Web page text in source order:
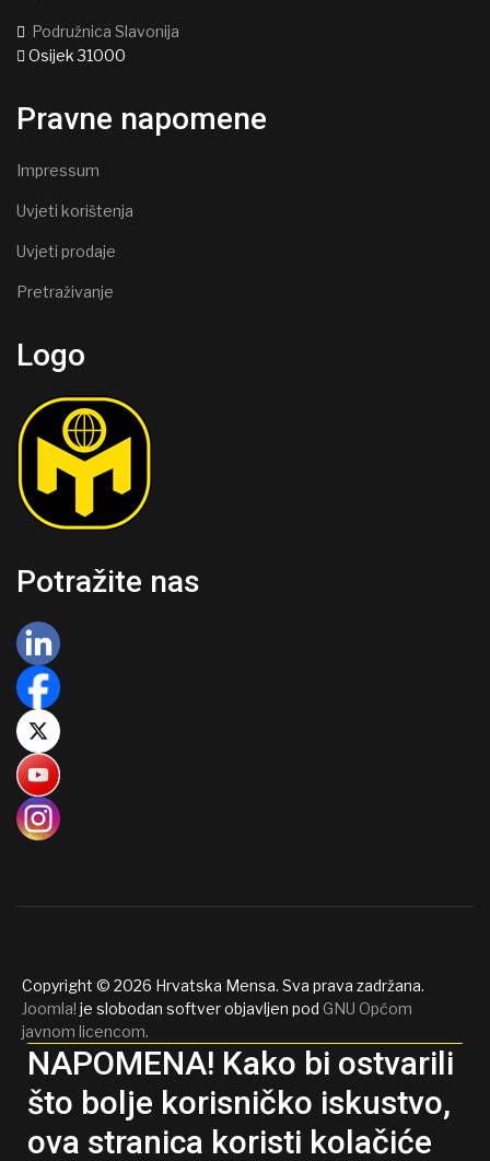
Podružnica Slavonija
Osijek 31000
Pravne napomene
Impressum
Uvjeti korištenja
Uvjeti prodaje
Pretraživanje
Logo
Potražite nas
Copyright © 2026 Hrvatska Mensa. Sva prava zadržana.
Joomla! je slobodan softver objavljen pod GNU Općom
javnom licencom.
NAPOMENA! Kako bi ostvarili
što bolje korisničko iskustvo,
ova stranica koristi kolačiće